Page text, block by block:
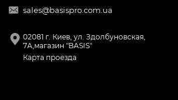
sales@basispro.com.ua
02081 г. Киев, ул. Здолбуновская,
7А,магазин "BASIS"
Карта проезда